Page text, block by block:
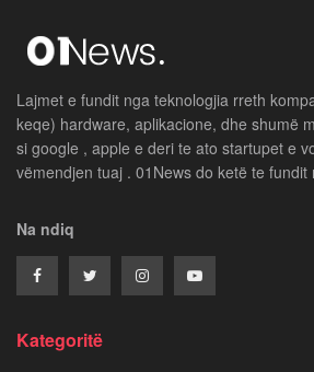
Lajmet e fundit nga teknologjia rreth
keqe) hardware, aplikacione, dhe shumë
si google , apple e deri te ato startupet e
vëmendjen tuaj . 01News do ketë te fundit
Na ndiq
Kategoritë